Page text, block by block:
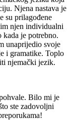
Njena nastava je
su prilagođene
njen individualni
kada je potrebno.
unaprijedio svoje
i gramatike. Toplo
njemački jezik.
Bilo mi je
ste zadovoljni